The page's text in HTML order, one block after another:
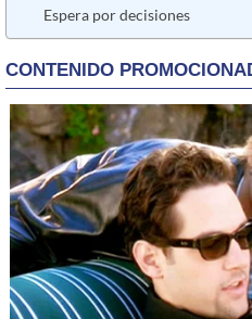
Espera por decisiones